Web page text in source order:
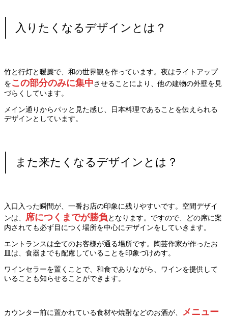
入りたくなるデザインとは？
竹と行灯と暖簾で、和の世界観を作っています。夜はライトアップ
をこの部分のみに集中させることにより、他の建物の外壁を見
づらくしています。
メイン通りからパッと見た感じ、日本料理であることを伝えられる
デザインとしています。
また来たくなるデザインとは？
入口入った瞬間が、一番お店の印象に残りやすいです。空間デザイ
ンは、 席につくまでが勝負となります。ですので、どの席に案
内されても必ず目につく場所を中心にデザインをしていきます。
エントランスは全てのお客様が通る場所です。陶芸作家が作ったお
皿は、食器までも配慮していることを印象づけめす。
ワインセラーを置くことで、和食でありながら、ワインを提供して
いることも知らせることができます。
カウンター前に置かれている食材や焼酎などのお酒が、 メニュー